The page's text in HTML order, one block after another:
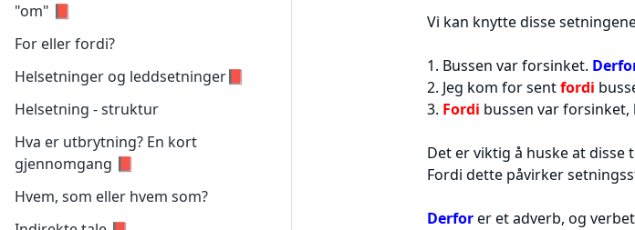
"om" 📕
For eller fordi?
Helsetninger og leddsetninger📕
Helsetning - struktur
Hva er utbrytning? En kort
gjennomgang 📕
Hvem, som eller hvem som?
Vi kan knytte disse
1. Bussen var forsinket.
2. Jeg kom for sentfordi
3. Fordi bussen var
Det er viktig å huske at
Fordi dette påvirker
Derforer et adverb, og